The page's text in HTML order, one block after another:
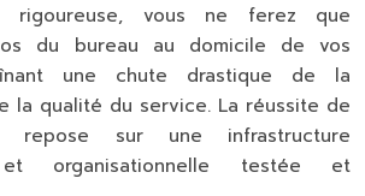
rigoureuse, vous ne ferez que
du bureau au domicile de vos
une chute drastique de la
la qualité du service. La réussite de
repose sur une infrastructure
et organisationnelle testée et